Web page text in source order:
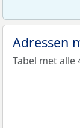
Adressen
Tabel met alle